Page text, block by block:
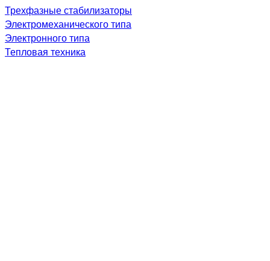
Трехфазные стабилизаторы
Электромеханического типа
Электронного типа
Тепловая техника